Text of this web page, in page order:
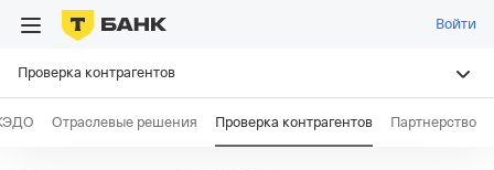
Войти
Проверка контрагентов
Отраслевые решения Проверка контрагентов Партнерство